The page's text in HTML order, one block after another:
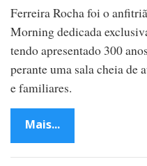
Ferreira Rocha foi o
Morning dedicada
tendo apresentado 300
perante uma sala cheia de
e familiares.
Mais...